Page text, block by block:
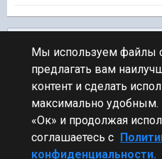
ПЕРЕЙТИ К СПИСКУ ТЕМ
Юмор
Мы используем файлы
предлагать вам
контент и сделать
максимально
«Ок» и продолжая
соглашаетесь с
конфиденциальности.